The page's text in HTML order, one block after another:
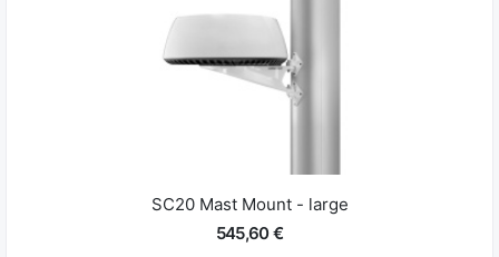
SC20 Mast Mount - large
545,60 €